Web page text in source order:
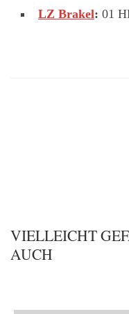
LZ Brakel: 01
VIELLEICHT
AUCH